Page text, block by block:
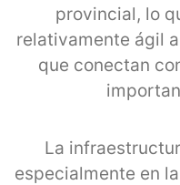
provincial, lo
relativamente ágil
que conectan
La
especialmente en